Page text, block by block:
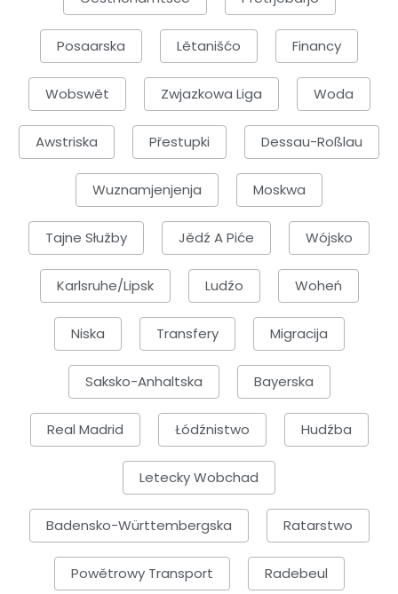
Posaarska Lětanišćo Financy
Wobswět Zwjazkowa Liga Woda
Awstriska Přestupki Dessau-Roßlau
Wuznamjenjenja Moskwa
Tajne Słužby Jědź A Piće Wójsko
Karlsruhe/Lipsk Ludźo Woheń
Niska Transfery Migracija
Saksko-Anhaltska Bayerska
Real Madrid Łódźnistwo Hudźba
Letecky Wobchad
Badensko-Württembergska Ratarstwo
Powětrowy Transport Radebeul